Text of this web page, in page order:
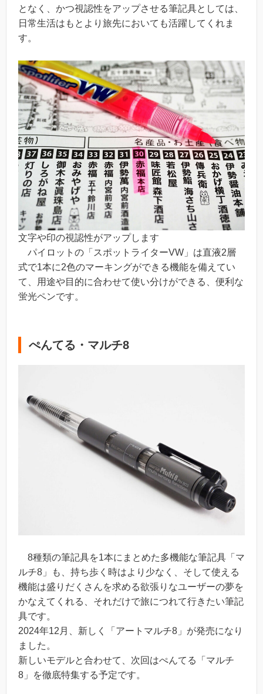
となく、かつ視認性をアップさせる筆記具としては、
日常生活はもとより旅先においても活躍してくれま
す。
文字や印の視認性がアップします
パイロットの「スポットライターVW」は直液2層
式で1本に2色のマーキングができる機能を備えてい
て、用途や目的に合わせて使い分けができる、便利な
蛍光ペンです。
ぺんてる・マルチ8
8種類の筆記具を1本にまとめた多機能な筆記具「マ
ルチ8」も、持ち歩く時はより少なく、そして使える
機能は盛りだくさんを求める欲張りなユーザーの夢を
かなえてくれる、それだけで旅につれて行きたい筆記
具です。
2024年12月、新しく「アートマルチ8」が発売になり
ました。
新しいモデルと合わせて、次回はぺんてる「マルチ
8」を徹底特集する予定です。